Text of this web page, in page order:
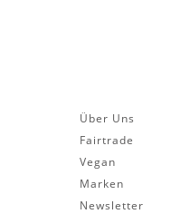
Über Uns
Fairtrade
Vegan
Marken
Newsletter